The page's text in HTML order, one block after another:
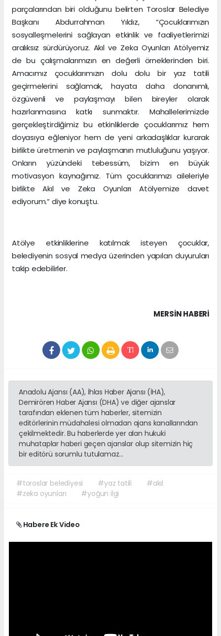
parçalarından biri olduğunu belirten Toroslar Belediye
Başkanı Abdurrahman Yıldız, “Çocuklarımızın
sosyalleşmelerini sağlayan etkinlik ve faaliyetlerimizi
aralıksız sürdürüyoruz. Akıl ve Zeka Oyunları Atölyemiz
de bu çalışmalarımızın en değerli örneklerinden biri.
Amacımız çocuklarımızın dolu dolu bir yaz tatili
geçirmelerini sağlamak, hayata daha donanımlı,
özgüvenli ve paylaşmayı bilen bireyler olarak
hazırlanmasına katkı sunmaktır. Mahallelerimizde
gerçekleştirdiğimiz bu etkinliklerde çocuklarımız hem
doyasıya eğleniyor hem de yeni arkadaşlıklar kurarak
birlikte üretmenin ve paylaşmanın mutluluğunu yaşıyor.
Onların yüzündeki tebessüm, bizim en büyük
motivasyon kaynağımız. Tüm çocuklarımızı aileleriyle
birlikte Akıl ve Zeka Oyunları Atölyemize davet
ediyorum.” diye konuştu.
Atölye etkinliklerine katılmak isteyen çocuklar,
belediyenin sosyal medya üzerinden yapılan duyuruları
takip edebilirler.
MERSIN HABERİ
Anadolu Ajansı (AA), İhlas Haber Ajansı (İHA),
Demirören Haber Ajansı (DHA) ve diğer ajanslar
tarafından eklenen tüm haberler, sitemizin
editörlerinin müdahalesi olmadan ajans kanallarından
çekilmektedir. Bu haberlerde yer alan hukuki
muhataplar haberi geçen ajanslar olup sitemizin hiç
bir editörü sorumlu tutulamaz...
#toroslar belediyesi #yaz tatili
#akıl
#zeka oyunları
#yoğun ilgi
Habere Ek Video